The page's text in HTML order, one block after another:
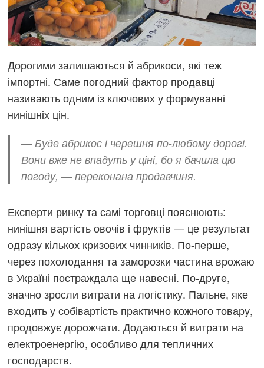
Дорогими залишаються й абрикоси, які теж
імпортні. Саме погодний фактор продавці
називають одним із ключових у формуванні
нинішніх цін.
— Буде абрикос і черешня по-любому дорогі.
Вони вже не впадуть у ціні, бо я бачила цю
погоду, — переконана продавчиня.
Експерти ринку та самі торговці пояснюють:
нинішня вартість овочів і фруктів — це результат
одразу кількох кризових чинників. По-перше,
через похолодання та заморозки частина врожаю
в Україні постраждала ще навесні. По-друге,
значно зросли витрати на логістику. Пальне, яке
входить у собівартість практично кожного товару,
продовжує дорожчати. Додаються й витрати на
електроенергію, особливо для тепличних
господарств.